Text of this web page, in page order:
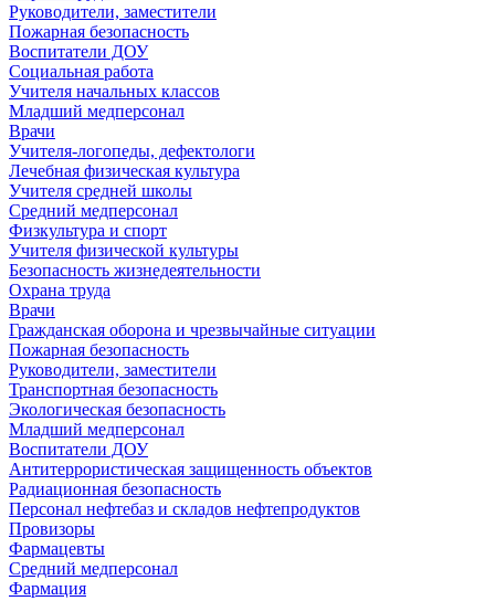
Руководители, заместители
Пожарная безопасность
Воспитатели ДОУ
Социальная работа
Учителя начальных классов
Младший медперсонал
Врачи
Учителя-логопеды, дефектологи
Лечебная физическая культура
Учителя средней школы
Средний медперсонал
Физкультура и спорт
Учителя физической культуры
Безопасность жизнедеятельности
Охрана труда
Врачи
Гражданская оборона и чрезвычайные ситуации
Пожарная безопасность
Руководители, заместители
Транспортная безопасность
Экологическая безопасность
Младший медперсонал
Воспитатели ДОУ
Антитеррористическая защищенность объектов
Радиационная безопасность
Персонал нефтебаз и складов нефтепродуктов
Провизоры
Фармацевты
Средний медперсонал
Фармация